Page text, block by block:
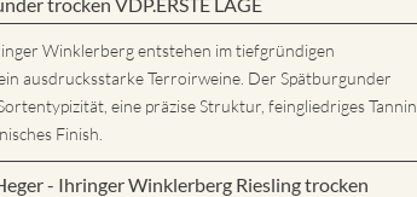
Winklerberg entstehen im tiefgründigen
ausdrucksstarke Terroirweine. Der Spätburgunder
eine präzise Struktur, feingliedriges Tannin
Finish.
- Ihringer Winklerberg Riesling trocken